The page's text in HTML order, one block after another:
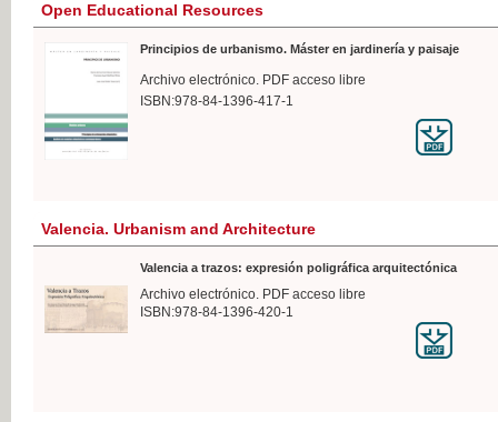
Open Educational Resources
Principios de urbanismo. Máster en jardinería y paisaje
Archivo electrónico. PDF acceso libre
ISBN:978-84-1396-417-1
Valencia. Urbanism and Architecture
Valencia a trazos: expresión poligráfica arquitectónica
Archivo electrónico. PDF acceso libre
ISBN:978-84-1396-420-1